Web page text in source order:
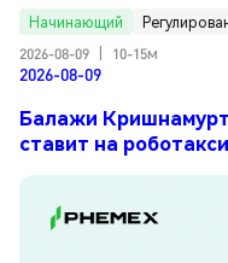
Начинающий
2026-08-09
10-15м
2026-08-09
Балажи
ставит на